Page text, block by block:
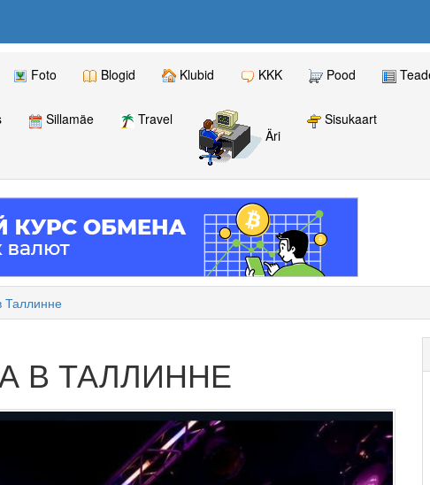
Foto Blogid Klubid KKK Pood
Sillamäe
Travel
Äri
Sisukaart
Таллинне
В ТАЛЛИННЕ